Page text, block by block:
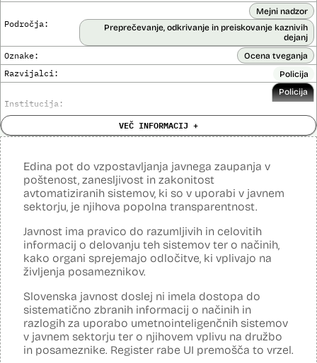
Področja:
Mejni nadzor
Preprečevanje, odkrivanje in preiskovanje kaznivih
dejanj
Oznake: Ocena tveganja
Razvijalci: Policija
Institucija:
Policija
Cena: Neznana ?
Analiza učinka na osebne podatke opravljena:
Posodobljeno: 3. december 2024
Sistem avtomatizirano zbira, obdeluje, presoja varnostna tveganja ter
evidence potnikov iz sistema rezervacij letalskih vozovnic. Po
avtomatiziranem preverjanju podatkov PNR (Passenger Name
Record) in API (Advanced Passenger Information) v primeru ujemanja
v evidencah policije, SIS in Interpola poda rezultat v obliki "zadetek oz.
ni zadetka" z navedbo sklopa evidenc, v katerih je prišlo do ujemanja,
ter navedbo, ali se ujemanje nanaša na podatke o osebi ali na
podatke o potovalnem dokumentu. V primeru ujemanja poda tudi
podatke, na podlagi katerih je prišlo do ujemanja med preverjenimi
podatki in ocenjevalnimi merili.
Ocenjevalna merila so oblikovana z analitično obdelavo podatkov, pri
čemer se oblikujejo indikatorji tveganja, ki predstavljajo posamezne
VEČ INFORMACIJ +
Edina pot do vzpostavljanja javnega zaupanja v
poštenost, zanesljivost in zakonitost
avtomatiziranih sistemov, ki so v uporabi v javnem
sektorju, je njihova popolna transparentnost.
Javnost ima pravico do razumljivih in celovitih
informacij o delovanju teh sistemov ter o načinih,
kako organi sprejemajo odločitve, ki vplivajo na
življenja posameznikov.
Slovenska javnost doslej ni imela dostopa do
sistematično zbranih informacij o načinih in
razlogih za uporabo umetnointeligenčnih sistemov
v javnem sektorju ter o njihovem vplivu na družbo
in posameznike. Register rabe UI premošča to vrzel.